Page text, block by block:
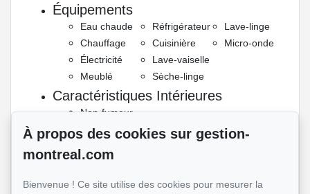
Équipements
Eau chaude
Chauffage
Électricité
Meublé
Réfrigérateur
Cuisinière
Lave-vaiselle
Sèche-linge
Lave-linge
Micro-onde
Caractéristiques Intérieures
Non-fumeur
Services
Internet
Détecteur de
À propos des cookies sur gestion-
montreal.com
Bienvenue ! Ce site utilise des cookies pour mesurer la